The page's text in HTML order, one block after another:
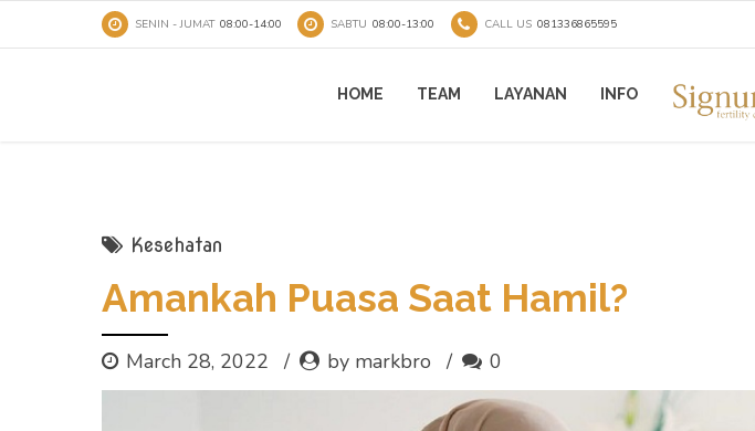
SENIN - JUMAT 08:00-14:00 SABTU 08:00-13:00 CALL US 081336865595
HOME TEAM LAYANAN INFO
Kesehatan
Amankah Puasa Saat Hamil?
March 28, 2022 by markbro 0